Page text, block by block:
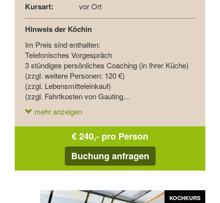
Kursart: vor Ort
Hinweis der Köchin
Im Preis sind enthalten:
Telefonisches Vorgespräch
3 stündiges persönliches Coaching (in Ihrer Küche)
(zzgl. weitere Personen: 120 €)
(zzgl. Lebensmitteleinkauf)
(zzgl. Fahrtkosten von Gauting...
mehr anzeigen
€ 240,- pro Person
Buchung anfragen
KOCHKURS
KOCHKURS
KOCHKURS
Zurück Vor